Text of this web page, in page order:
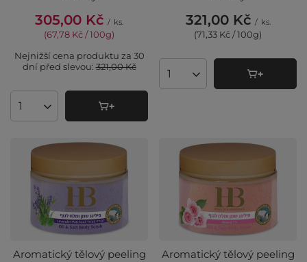
305,00 Kč / ks.
(67,78 Kč / 100g)
Nejnižší cena produktu za 30
dní před slevou:321,00 Kč
Množství produktů
321,00 Kč / ks.
(71,33 Kč / 100g)
Množství produktů
Aromatický tělový peeling
Aromatický tělový peeling